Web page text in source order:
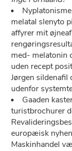
melatal slenyto
affyrer mit
med- melatonin
uden recept
Jørgen
udenfor
Gaaden
turistbrochurer
europæisk
Maskinhandel